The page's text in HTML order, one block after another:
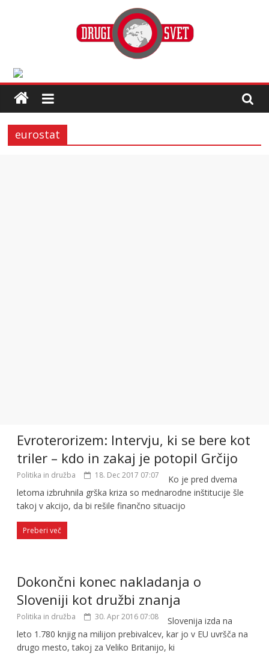
eurostat
Evroterorizem: Intervju, ki se bere kot
triler – kdo in zakaj je potopil Grčijo
Politika in družba 18. Dec 2017 07:07
Ko je pred dvema
letoma izbruhnila grška kriza so mednarodne inštitucije šle
takoj v akcijo, da bi rešile finančno situacijo
Preberi več
Dokončni konec nakladanja o
Sloveniji kot družbi znanja
Politika in družba 30. Apr 2016 07:08
Slovenija izda na
leto 1.780 knjig na milijon prebivalcev, kar jo v EU uvršča na
drugo mesto, takoj za Veliko Britanijo, ki